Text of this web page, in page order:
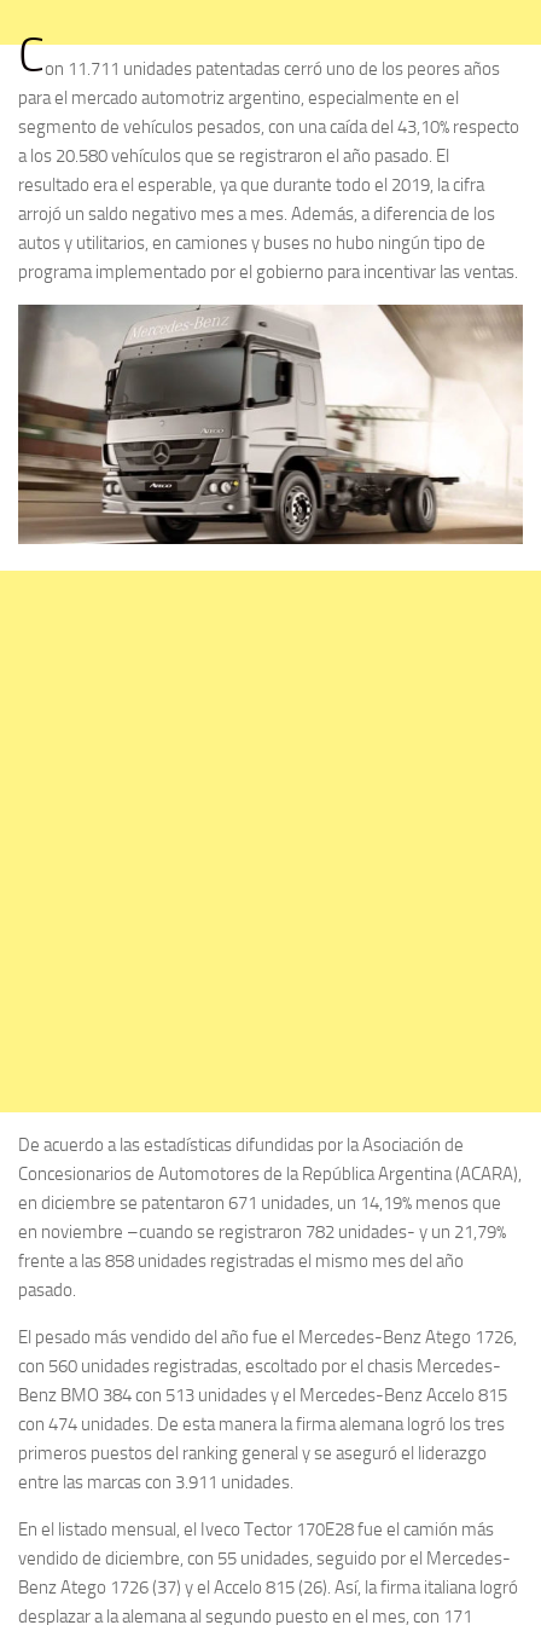
Con 11.711 unidades patentadas cerró uno de los peores años
para el mercado automotriz argentino, especialmente en el
segmento de vehículos pesados, con una caída del 43,10% respecto
a los 20.580 vehículos que se registraron el año pasado. El
resultado era el esperable, ya que durante todo el 2019, la cifra
arrojó un saldo negativo mes a mes. Además, a diferencia de los
autos y utilitarios, en camiones y buses no hubo ningún tipo de
programa implementado por el gobierno para incentivar las ventas.
De acuerdo a las estadísticas difundidas por la Asociación de
Concesionarios de Automotores de la República Argentina (ACARA),
en diciembre se patentaron 671 unidades, un 14,19% menos que
en noviembre –cuando se registraron 782 unidades- y un 21,79%
frente a las 858 unidades registradas el mismo mes del año
pasado.
El pesado más vendido del año fue el Mercedes-Benz Atego 1726,
con 560 unidades registradas, escoltado por el chasis Mercedes-
Benz BMO 384 con 513 unidades y el Mercedes-Benz Accelo 815
con 474 unidades. De esta manera la firma alemana logró los tres
primeros puestos del ranking general y se aseguró el liderazgo
entre las marcas con 3.911 unidades.
En el listado mensual, el Iveco Tector 170E28 fue el camión más
vendido de diciembre, con 55 unidades, seguido por el Mercedes-
Benz Atego 1726 (37) y el Accelo 815 (26). Así, la firma italiana logró
desplazar a la alemana al segundo puesto en el mes, con 171